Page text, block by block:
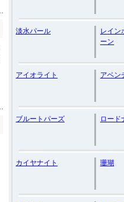
淡水パール
レイン
ーン
アイオライト アベン
ブルートパーズ ロード
カイヤナイト 珊瑚